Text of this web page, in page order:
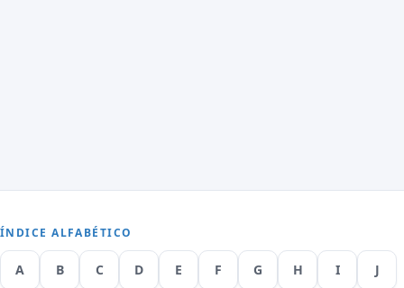
ÍNDICE ALFABÉTICO
A B C D E F G H I J